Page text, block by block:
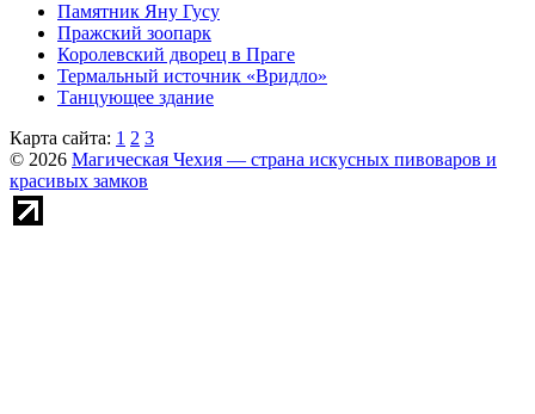
Памятник Яну Гусу
Пражский зоопарк
Королевский дворец в Праге
Термальный источник «Вридло»
Танцующее здание
Карта сайта: 1 2 3
© 2026 Магическая Чехия — страна искусных пивоваров и
красивых замков